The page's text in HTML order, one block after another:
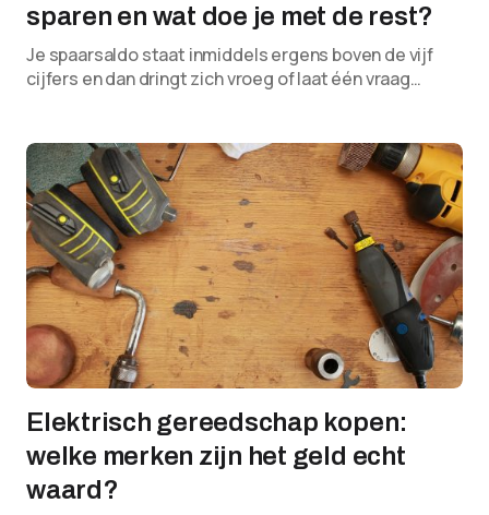
sparen en wat doe je met de rest?
Je spaarsaldo staat inmiddels ergens boven de vijf
cijfers en dan dringt zich vroeg of laat één vraag…
Elektrisch gereedschap kopen:
welke merken zijn het geld echt
waard?